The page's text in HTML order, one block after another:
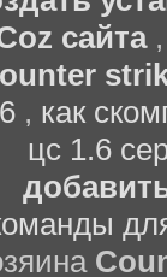
сайта
, как
цс 1.6